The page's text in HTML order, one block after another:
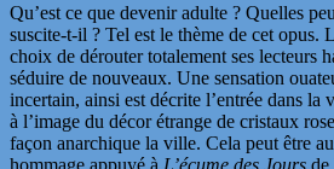
Qu’est ce que devenir adulte ? Quelles
suscite-t-il ? Tel est le thème de cet opus.
choix de dérouter totalement ses lecteurs
séduire de nouveaux. Une sensation
incertain, ainsi est décrite l’entrée dans la
à l’image du décor étrange de cristaux
façon anarchique la ville. Cela peut être
hommage appuyé à L’écume des Jours de